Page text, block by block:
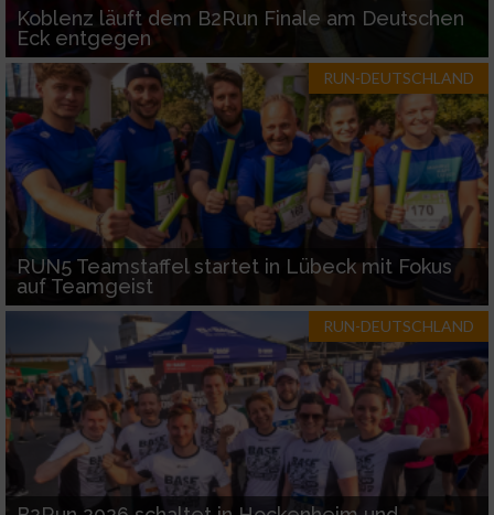
Koblenz läuft dem B2Run Finale am Deutschen
Eck entgegen
RUN-DEUTSCHLAND
RUN5 Teamstaffel startet in Lübeck mit Fokus
auf Teamgeist
RUN-DEUTSCHLAND